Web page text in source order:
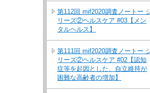
第112回 mif2020調査ノートー
リーズ②ヘルスケア #03【メン
タルヘルス】
第111回 mif2020調査ノートー
リーズ②ヘルスケア #02【認知
症等を起因とした、自立維持が
困難な高齢者の増加】